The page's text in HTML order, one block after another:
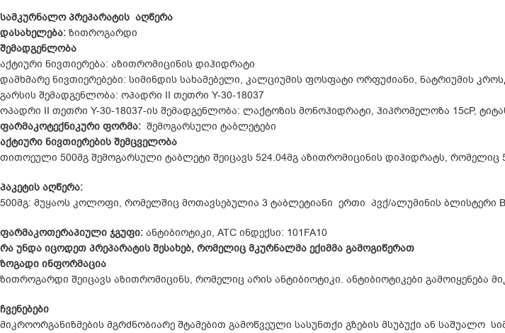
სამკურნალოპრეპარატის აღწერა
დასახელება: ზითროგარდი
შემადგენლობა
აქტიური ნივთიერება: აზითრომიცინის დიჰიდრატი
დამხმარე ნივთიერებები: სიმინდის სახამებელი, კალციუმის ფოსფატი ორფუძიანი, ნატრიუმის
გარსის შემადგენლობა: ოპადრი II თეთრი Y-30-18037
ოპადრი II თეთრი Y-30-18037-ის შემადგენლობა: ლაქტოზის მონოჰიდრატი, ჰიპრომელოზა 15cP,
ფარმაკოტექნიკური ფორმა: შემოგარსული ტაბლეტები
აქტიური ნივთიერების შემცველობა
თითოეული 500მგ შემოგარსული ტაბლეტი შეიცავს 524.04მგ აზითრომიცინის დიჰიდრატს, რომელიც
პაკეტის აღწერა:
500მგ: მუყაოს კოლოფი, რომელშიც მოთავსებულია 3 ტაბლეტიანი ერთი პვქ/ალუმინის ბლისტერი
ფარმაკოთერაპიული ჯგუფი: ანტიბიოტიკი, ATC ინდექსი: 101FA10
რა უნდა იცოდეთ პრეპარატის შესახებ, რომელიც მკურნალმა ექიმმა გამოგიწერათ
ზოგადი ინფორმაცია
ზითროგარდი შეიცავს აზითრომიცინს, რომელიც არის ანტიბიოტიკი. ანტიბიოტიკები გამოიყენება
ჩვენებები
მიკროორგანიზმების მგრძნობიარე შტამებით გამოწვეული სასუნთქი გზების მსუბუქი ან საშუალო